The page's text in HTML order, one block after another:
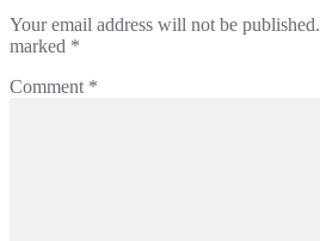
Your email address will not be published.
marked *
Comment *